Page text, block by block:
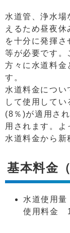
水道管、浄水場
えるため昼夜
を十分に発揮
等が必要です。
方々に水道料金
す。
水道料金につ
して使用して
(8％)が適用さ
用されます。
水道料金から新
基本料金
水道使用
使用料金